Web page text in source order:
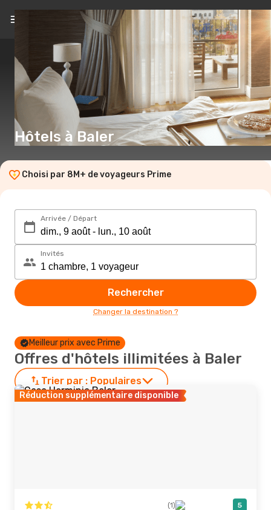
FR(€)
Hôtels à Baler
Choisi par 8M+ de voyageurs Prime
Arrivée / Départ
Invités
Rechercher
Changer la destination ?
Meilleur prix avec Prime
Offres d'hôtels illimitées à Baler
Trier par : Populaires
Réduction supplémentaire disponible
(1) 5